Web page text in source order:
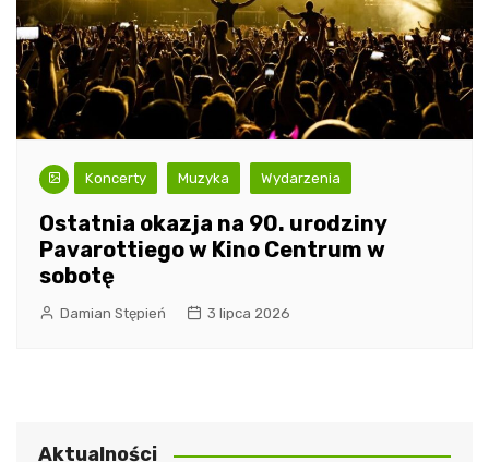
Koncerty Muzyka Wydarzenia
Ostatnia okazja na 90. urodziny
Pavarottiego w Kino Centrum w
sobotę
Damian Stępień 3 lipca 2026
Aktualności